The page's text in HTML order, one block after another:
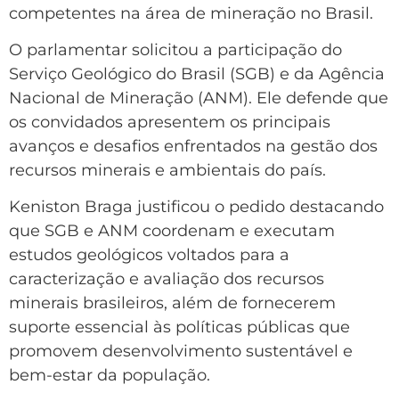
competentes na área de mineração no Brasil.
O parlamentar solicitou a participação do
Serviço Geológico do Brasil (SGB) e da Agência
Nacional de Mineração (ANM). Ele defende que
os convidados apresentem os principais
avanços e desafios enfrentados na gestão dos
recursos minerais e ambientais do país.
Keniston Braga justificou o pedido destacando
que SGB e ANM coordenam e executam
estudos geológicos voltados para a
caracterização e avaliação dos recursos
minerais brasileiros, além de fornecerem
suporte essencial às políticas públicas que
promovem desenvolvimento sustentável e
bem-estar da população.